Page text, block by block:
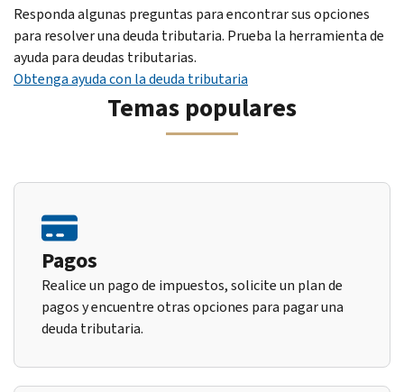
Responda algunas preguntas para encontrar sus opciones
para resolver una deuda tributaria. Prueba la herramienta de
ayuda para deudas tributarias.
Obtenga ayuda con la deuda tributaria
Temas populares
Pagos
Realice un pago de impuestos, solicite un plan de
pagos y encuentre otras opciones para pagar una
deuda tributaria.